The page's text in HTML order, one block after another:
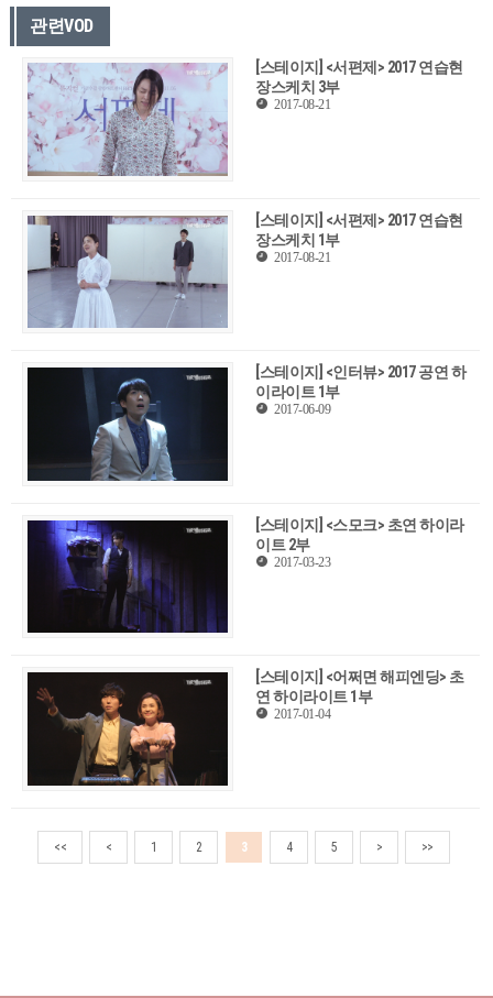
관련VOD
[스테이지] <서편제> 2017 연습현
장스케치 3부
2017-08-21
[스테이지] <서편제> 2017 연습현
장스케치 1부
2017-08-21
[스테이지] <인터뷰> 2017 공연 하
이라이트 1부
2017-06-09
[스테이지] <스모크> 초연 하이라
이트 2부
2017-03-23
[스테이지] <어쩌면 해피엔딩> 초
연 하이라이트 1부
2017-01-04
<< < 1 2 3 4 5 > >>